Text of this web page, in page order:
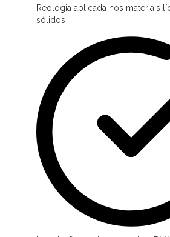
Reologia aplicada nos materiais
sólidos